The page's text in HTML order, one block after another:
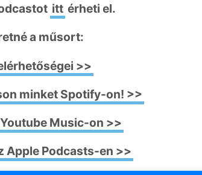
itt érheti el.
a műsort:
>>
minket Spotify-on! >>
Music-on >>
Apple Podcasts-en >>